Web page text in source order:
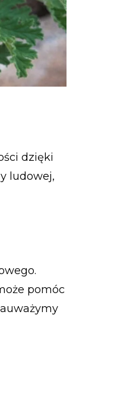
dzięki
ludowej,
pomóc